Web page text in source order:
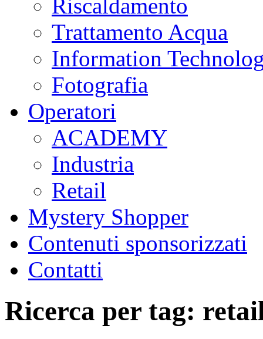
Riscaldamento
Trattamento Acqua
Information
Fotografia
Operatori
ACADEMY
Industria
Retail
Mystery Shopper
Contenuti sponsorizzati
Contatti
Ricerca per tag: